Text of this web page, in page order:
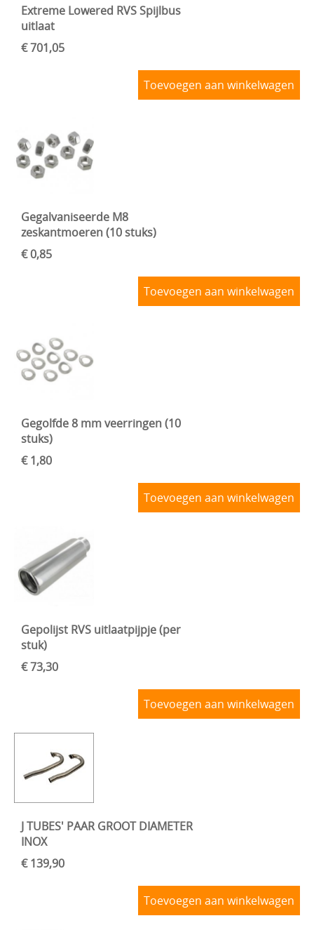
Extreme Lowered RVS Spijlbus
uitlaat
€ 701,05
Toevoegen aan winkelwagen
Gegalvaniseerde M8
zeskantmoeren (10 stuks)
€ 0,85
Toevoegen aan winkelwagen
Gegolfde 8 mm veerringen (10
stuks)
€ 1,80
Toevoegen aan winkelwagen
Gepolijst RVS uitlaatpijpje (per
stuk)
€ 73,30
Toevoegen aan winkelwagen
J TUBES' PAAR GROOT DIAMETER
INOX
€ 139,90
Toevoegen aan winkelwagen